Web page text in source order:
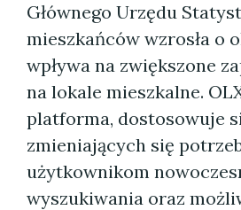
Głównego Urzędu
mieszkańców wzrosła o
wpływa na zwiększone
na lokale mieszkalne.
platforma, dostosowuje
zmieniających się
użytkownikom
wyszukiwania oraz